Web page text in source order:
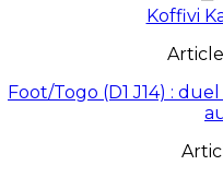
Koffivi
Foot/Togo (D1 J14) :